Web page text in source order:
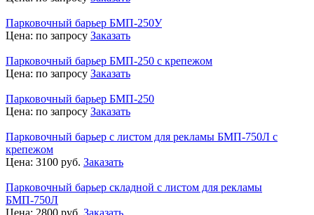
Парковочный барьер БМП-250У
Цена: по запросу Заказать
Парковочный барьер БМП-250 с крепежом
Цена: по запросу Заказать
Парковочный барьер БМП-250
Цена: по запросу Заказать
Парковочный барьер с листом для рекламы БМП-750Л с
крепежом
Цена: 3100 руб. Заказать
Парковочный барьер складной с листом для рекламы
БМП-750Л
Цена: 2800 руб. Заказать